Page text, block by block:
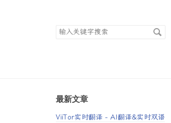
搜
索
最新文章
ViiTor实时翻译 - AI翻译&实时双语